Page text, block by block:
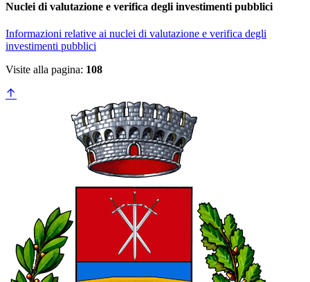
Nuclei di valutazione e verifica degli investimenti pubblici
Informazioni relative ai nuclei di valutazione e verifica degli
investimenti pubblici
Visite alla pagina: 108